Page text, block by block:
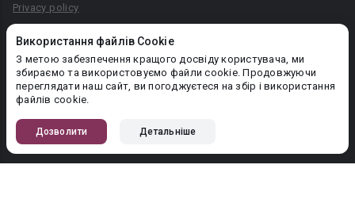
Використання файлів Cookie
З метою забезпечення кращого досвіду користувача, ми
збираємо та використовуємо файли cookie. Продовжуючи
переглядати наш сайт, ви погоджуєтеся на збір і використання
файлів cookie.
Дозволити Детальніше
Privacy policy
Політика конфіденційності
Правила публікації авторського контенту
PR-вiддiл: pr@booknet.com
© 2026 Booknet. Всі права захищено.